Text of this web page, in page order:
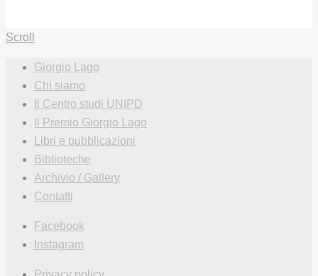
Scroll
Giorgio Lago
Chi siamo
Il Centro studi UNIPD
Il Premio Giorgio Lago
Libri e pubblicazioni
Biblioteche
Archivio / Gallery
Contatti
Facebook
Instagram